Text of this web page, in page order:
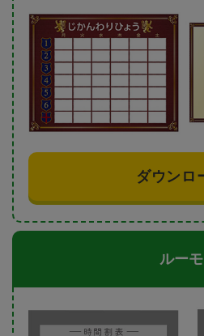
ダウンロ
ルーモ